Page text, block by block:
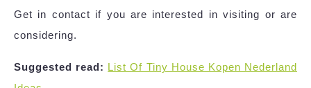
Get in contact if you are interested in visiting or are
considering.
Suggested read: List Of Tiny House Kopen Nederland